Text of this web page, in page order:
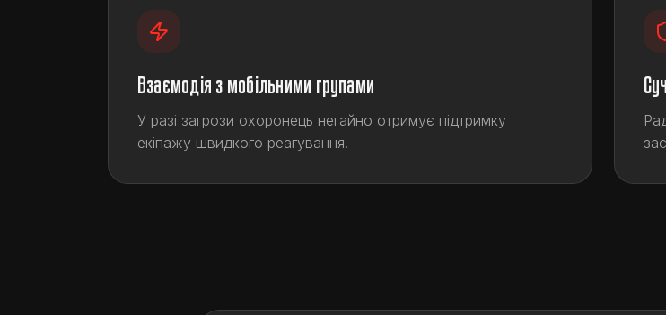
Взаємодія з мобільними групами
У разі загрози охоронець негайно отримує підтримку
екіпажу швидкого реагування.